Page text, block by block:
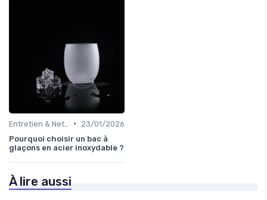
•
23/01/2026
Pourquoi choisir un bac à
glaçons en acier inoxydable ?
À lire aussi